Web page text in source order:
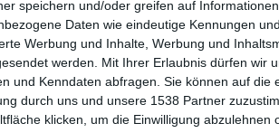
speichern und/oder greifen auf
Daten wie eindeutige Kennungen
Werbung und Inhalte, Werbung und
werden.
Mit Ihrer Erlaubnis dürfen wir
und Kenndaten abfragen. Sie können auf die
durch uns und unsere 1538 Partner
klicken, um die Einwilligung